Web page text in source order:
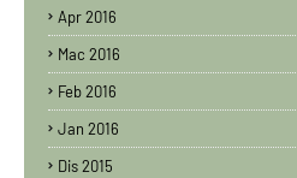
Apr 2016
Mac 2016
Feb 2016
Jan 2016
Dis 2015